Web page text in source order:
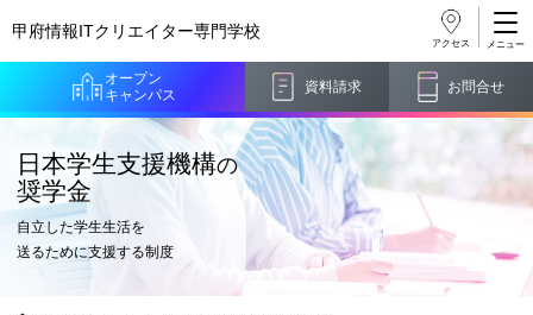
甲府情報ITクリエイター専門学校
オープン
キャンパス
資料請求 お問合せ
アクセス
日本学生支援機構の
奨学金
自立した学生生活を
送るために支援する制度